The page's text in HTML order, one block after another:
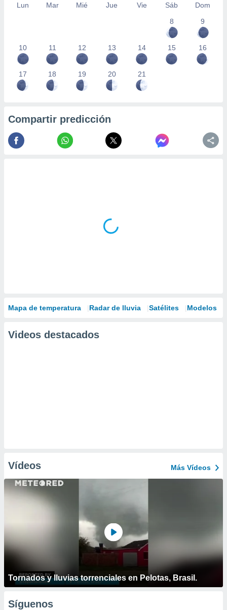
Lun Mar Mié Jue Vie Sáb
Dom
8
9
10 11 12 13 14 15 16
17 18 19 20 21
Compartir predicción
Mapa de temperatura Radar de lluvia Satélites Modelos
Videos destacados
Vídeos Más Vídeos
Tornados y lluvias torrenciales en Pelotas, Brasil.
Síguenos